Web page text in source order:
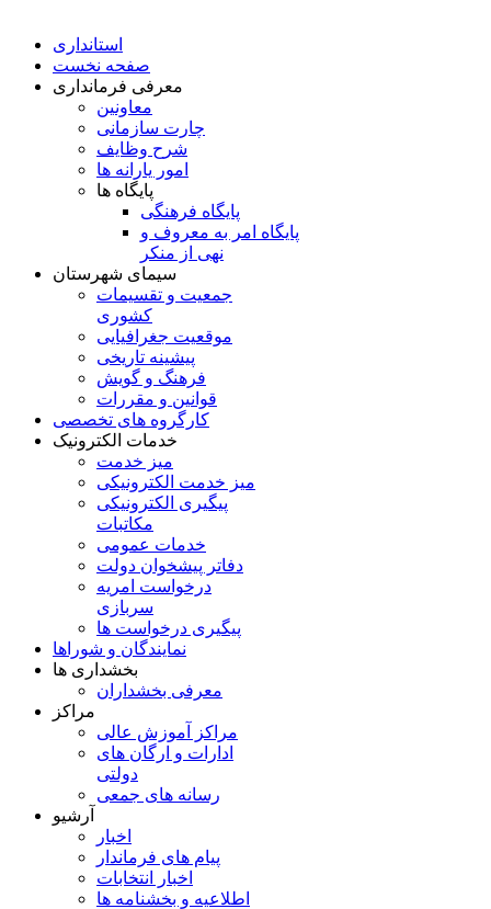
استانداری
صفحه نخست
معرفی فرمانداری
معاونین
چارت سازمانی
شرح وظایف
امور یارانه ها
پایگاه ها
پایگاه فرهنگی
پایگاه امر به معروف و
نهی از منکر
سیمای شهرستان
جمعیت و تقسیمات
کشوری
موقعیت جغرافیایی
پیشینه تاریخی
فرهنگ و گویش
قوانین و مقررات
کارگروه های تخصصی
خدمات الکترونیک
میز خدمت
میز خدمت الکترونیکی
پیگیری الکترونیکی
مکاتبات
خدمات عمومی
دفاتر پیشخوان دولت
درخواست امریه
سربازی
پیگیری درخواست ها
نمایندگان و شوراها
بخشداری ها
معرفی بخشداران
مراکز
مراکز آموزش عالی
ادارات و ارگان های
دولتی
رسانه های جمعی
آرشیو
اخبار
پیام های فرماندار
اخبار انتخابات
اطلاعیه و بخشنامه ها